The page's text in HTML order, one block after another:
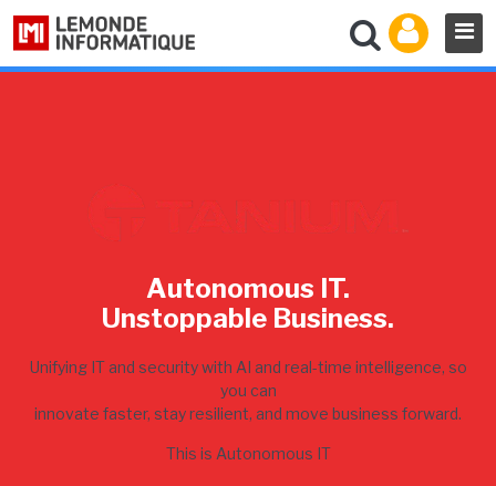
Autonomous IT.
Unstoppable Business.
Unifying IT and security with AI and real-time intelligence, so
you can
innovate faster, stay resilient, and move business forward.
This is Autonomous IT